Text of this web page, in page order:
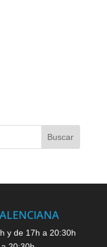
y de 17h a 20:30h